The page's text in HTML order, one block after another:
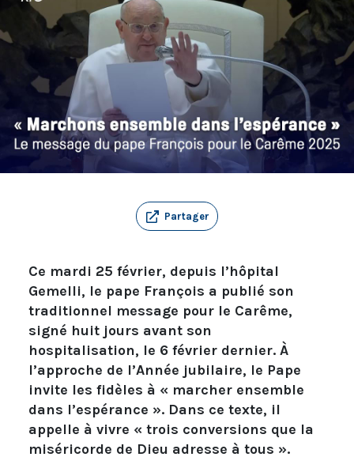
Partager
Ce mardi 25 février, depuis l’hôpital
Gemelli, le pape François a publié son
traditionnel message pour le Carême,
signé huit jours avant son
hospitalisation, le 6 février dernier. À
l’approche de l’Année jubilaire, le Pape
invite les fidèles à « marcher ensemble
dans l’espérance ». Dans ce texte, il
appelle à vivre « trois conversions que la
miséricorde de Dieu adresse à tous ».